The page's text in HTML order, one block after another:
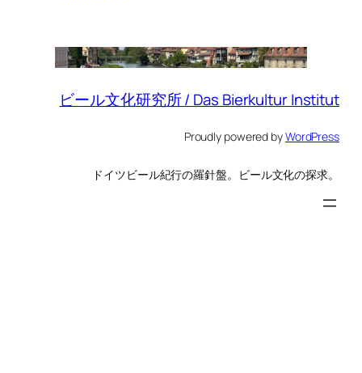
ビール文化研究所 / Das Bierkultur Institut
Proudly powered byWordPress
ドイツビール紀行の羅針盤。ビール文化の探求。